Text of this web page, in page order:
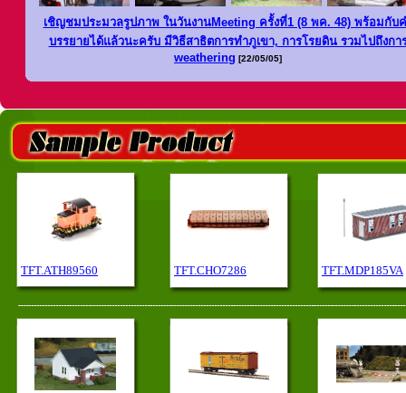
เชิญชมประมวลรูปภาพ ในวันงานMeeting ครั้งที่1 (8 พค. 48) พร้อมกับ
บรรยายได้แล้วนะครับ มีวิธีสาธิตการทำภูเขา, การโรยดิน รวมไปถึงกา
weathering [22/05/05]
TFT.ATH89560 TFT.CHO7286 TFT.MDP185VA